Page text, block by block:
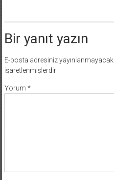
Bir yanıt yazın
E-posta adresiniz yayınlanmayacak.
işaretlenmişlerdir
Yorum *